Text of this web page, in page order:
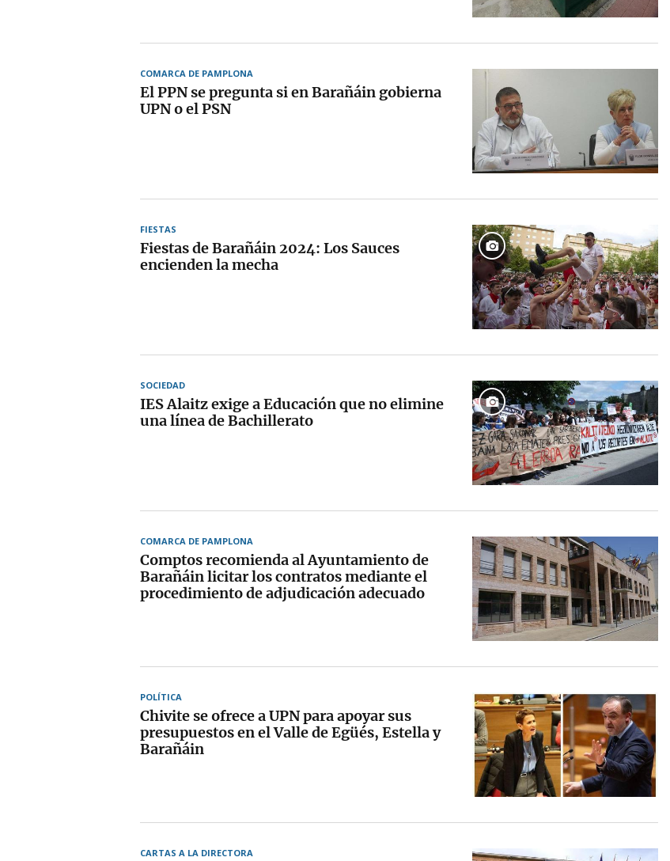
COMARCA DE PAMPLONA
El PPN se pregunta si en Barañáin gobierna
UPN o el PSN
FIESTAS
Fiestas de Barañáin 2024: Los Sauces
encienden la mecha
SOCIEDAD
IES Alaitz exige a Educación que no elimine
una línea de Bachillerato
COMARCA DE PAMPLONA
Comptos recomienda al Ayuntamiento de
Barañáin licitar los contratos mediante el
procedimiento de adjudicación adecuado
POLÍTICA
Chivite se ofrece a UPN para apoyar sus
presupuestos en el Valle de Egüés, Estella y
Barañáin
CARTAS A LA DIRECTORA